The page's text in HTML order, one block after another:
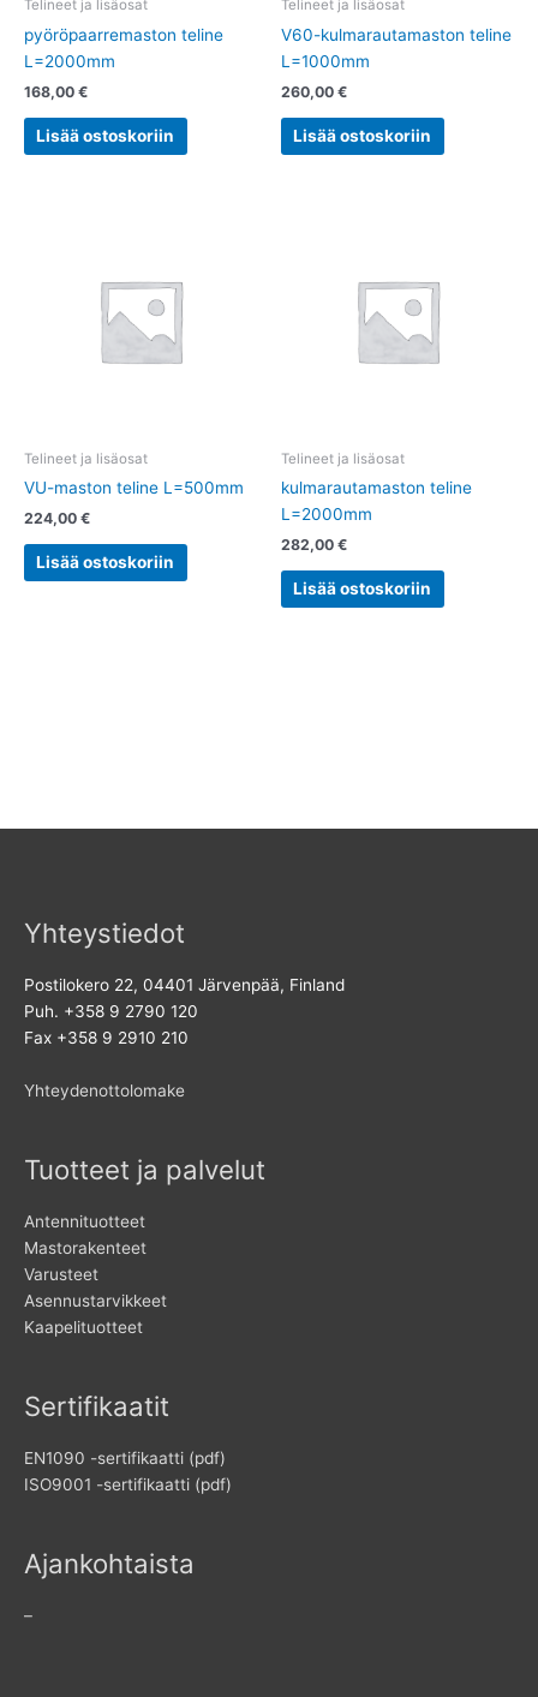
Telineet ja lisäosat
pyöröpaarremaston teline
L=2000mm
168,00 €
Lisää ostoskoriin
Telineet ja lisäosat
V60-kulmarautamaston teline
L=1000mm
260,00 €
Lisää ostoskoriin
Telineet ja lisäosat
VU-maston teline L=500mm
224,00 €
Lisää ostoskoriin
Telineet ja lisäosat
kulmarautamaston teline
L=2000mm
282,00 €
Lisää ostoskoriin
Yhteystiedot
Postilokero 22, 04401 Järvenpää, Finland
Puh. +358 9 2790 120
Fax +358 9 2910 210
Yhteydenottolomake
Tuotteet ja palvelut
Antennituotteet
Mastorakenteet
Varusteet
Asennustarvikkeet
Kaapelituotteet
Sertifikaatit
EN1090 -sertifikaatti (pdf)
ISO9001 -sertifikaatti (pdf)
Ajankohtaista
–